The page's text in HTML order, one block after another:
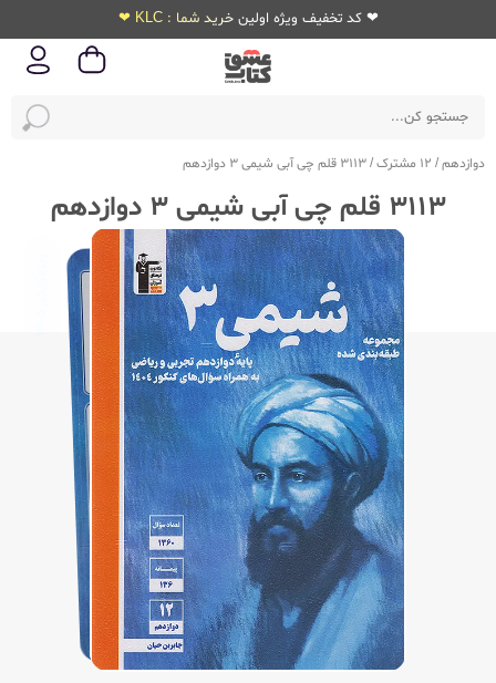
❤ کد تخفیف ویژه اولین خرید شما : KLC ❤
دوازدهم/ 12 مشترک /3113 قلم چی آبی شیمی 3 دوازدهم
3113 قلم چی آبی شیمی 3 دوازدهم